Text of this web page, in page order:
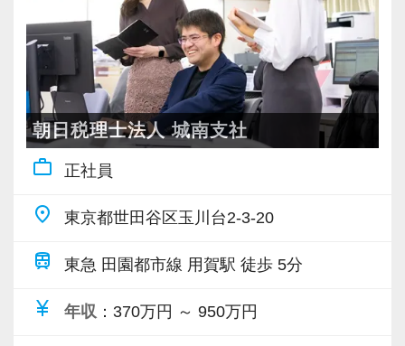
相続など一つの分野の資産税だけでなく、将来
に向けて事業承継・不動産有効活用提案など幅
広い事例に携わりたい！という方は、ぜひ当法
人へお越しください。
お待ちしております。
＜正社員（経験者）／入所3年目／女性／3科目
一緒に働きたいと思える上司がいたことがきっ
最初に相続税に合格したときに「1人ひとりへ自
これまで業務が限定的だったから他分野にも精
通したい。
逆に今の得意分野を活かしてもっと大きな規模
の案件に携わりたい。
どの専門分野に進もうか悩んでいる…など、ど
のような方でもやりがいを持って活躍できる環
境を整えています！
専門性を深められるのが当法人の魅力。
持つプロの会計人を目指しませんか。
◎会計・税務の経験3年以上
└経験年数は目安です。
≪歓迎・優遇条件≫
◎税理士試験科目合格
日々お客様と接する仕事で、社内的にも複数担
交換しながら業務をこなしていただける方、お
待ちしています！
≪入所後にお任せする仕事≫
朝日税理士法人 城南支社
work_outline 正社員
place 東京都世田谷区玉川台2-3-20
train 東急 田園都市線 用賀駅 徒歩 5分
currency_yen 年収 ：370万円 ～ 950万円